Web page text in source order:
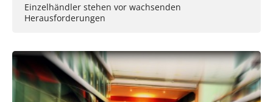
Einzelhändler stehen vor wachsenden
Herausforderungen